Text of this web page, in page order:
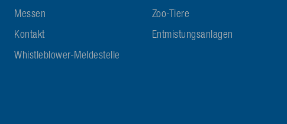
Messen
Kontakt
Whistleblower-Meldestelle
Zoo-Tiere
Entmistungsanlagen